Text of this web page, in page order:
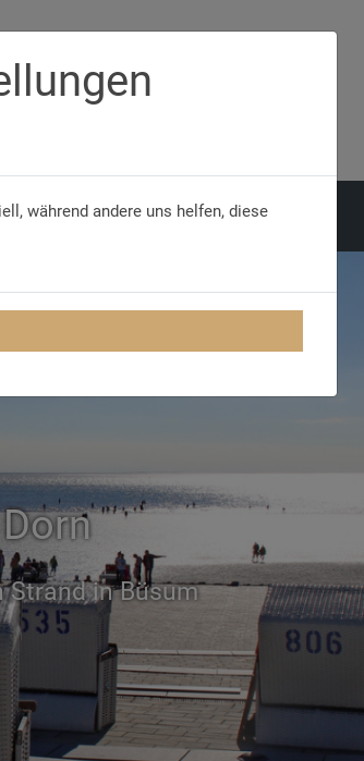
Strand in Büsum
während andere uns helfen, diese